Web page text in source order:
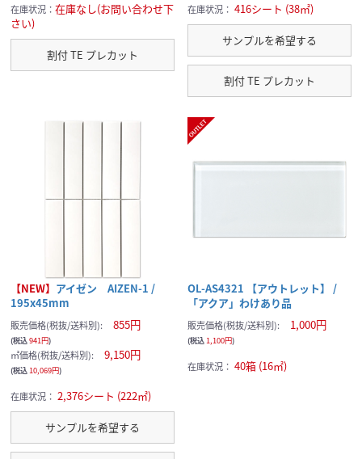
在庫状況： 在庫なし(お問い合わせ下
さい)
割付 TE プレカット
在庫状況： 416シート (38㎡)
サンプルを希望する
割付 TE プレカット
【NEW】 アイゼン AIZEN-1 /
195x45mm
販売価格(税抜/送料別): 855円
(税込941円)
㎡価格(税抜/送料別): 9,150円
(税込10,069円)
在庫状況： 2,376シート (222㎡)
サンプルを希望する
OL-AS4321 【アウトレット】 /
「アクア」わけあり品
販売価格(税抜/送料別): 1,000円
(税込1,100円)
在庫状況： 40箱 (16㎡)
現在のサンプル点数：